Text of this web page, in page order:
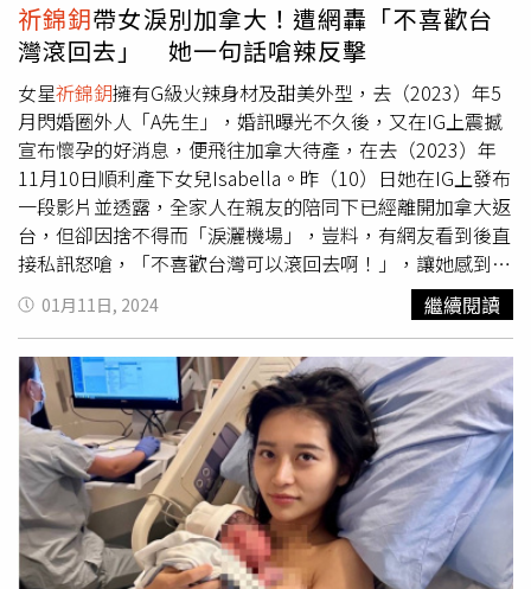
魔術表演，讓現場驚呼連連；神秘、懸疑的原創舞台劇《筆
者哈米爾The Author》製作團隊及主要演員群邱筠婷、石承
泫、辜俞甄、朱顥文、呂彣彣、沇澤、林一秀也首次在這場
愛心活動上公開亮相。
祈錦鈅帶女淚別加拿大！遭網轟「不喜歡台
灣滾回去」 她一句話嗆辣反擊
女星祈錦鈅擁有G級火辣身材及甜美外型，去（2023）年5
月閃婚圈外人「A先生」，婚訊曝光不久後，又在IG上震撼
宣布懷孕的好消息，便飛往加拿大待產，在去（2023）年
11月10日順利產下女兒Isabella。昨（10）日她在IG上發布
一段影片並透露，全家人在親友的陪同下已經離開加拿大返
台，但卻因捨不得而「淚灑機場」，豈料，有網友看到後直
接私訊怒嗆，「不喜歡台灣可以滾回去啊！」，讓她感到無
奈也不甘示弱反擊。
為了生產前往加拿大住了3個多
月，昨（10）日她在IG上發布了一段影片宣布，經過數月
後，自己終於返回台灣，但因為臨走前無法壓抑自己不捨的
情緒而眼眶泛淚，原先只想單純紀錄的她，卻為此莫名遭到
一名網友私訊攻擊「不喜歡台灣可以滾回去啊」，而她也直
接截圖酸民的對話並公開於限時動態中反嗆，「有冰（病）
建議可以去看醫生啊。」除了公開對話內容外，祈錦鈅也隨
後錄製了一段影片解釋，自己其實深感無奈，大家對於她到
底喜不喜歡台灣這件事情好像有些誤會，「我對台灣這片土
地是非常喜歡的，對中華民國也是非常喜歡的，但對人
呢⋯⋯就因人而異，因為有些不是人嘛！有什麼辦法？」以
01月11日, 2024 繼續閱讀